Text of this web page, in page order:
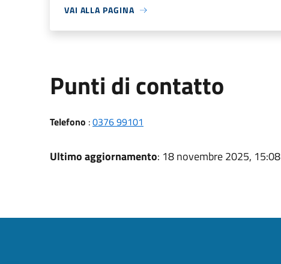
VAI ALLA PAGINA
Punti di contatto
Telefono :0376 99101
Ultimo aggiornamento: 18 novembre 2025, 15:08